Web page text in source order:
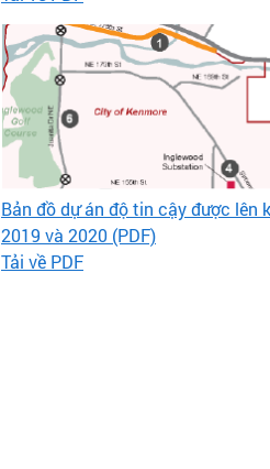
Bản đồ dự án độ tin cậy được lên
2019 và 2020 (PDF)
Tải về PDF